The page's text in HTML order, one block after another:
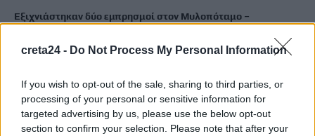
creta24 - Do Not Process My Personal Information
If you wish to opt-out of the sale, sharing to third parties, or
processing of your personal or sensitive information for
targeted advertising by us, please use the below opt-out
section to confirm your selection. Please note that after your
Εξιχνιάστηκαν δύο εμπρησμοί στον Μυλοπόταμο –
7 Αυγούστου, 2026
Αεροδρόμιο Καστελλίου: Έπεσαν οι υπογραφές για τα ραντάρ
7 Αυγούστου, 2026